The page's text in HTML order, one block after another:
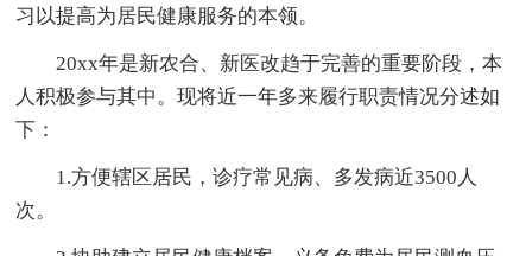
习以提高为居民健康服务的本领。
20xx年是新农合、新医改趋于完善的重要阶段，本
人积极参与其中。现将近一年多来履行职责情况分述如
下：
1.方便辖区居民，诊疗常见病、多发病近3500人
次。